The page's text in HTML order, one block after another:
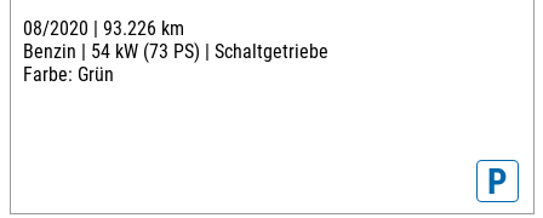
08/2020 | 93.226 km
Benzin | 54 kW (73 PS) | Schaltgetriebe
Farbe: Grün
P